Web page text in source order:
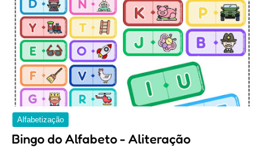
Alfabetização
Bingo do Alfabeto - Aliteração